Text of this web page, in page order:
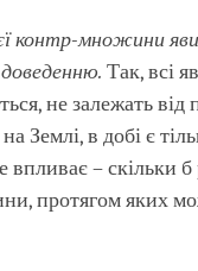
контр-множини
доведенню.Так, всі
не залежать від
Землі, в добі є
– скільки б
протягом яких